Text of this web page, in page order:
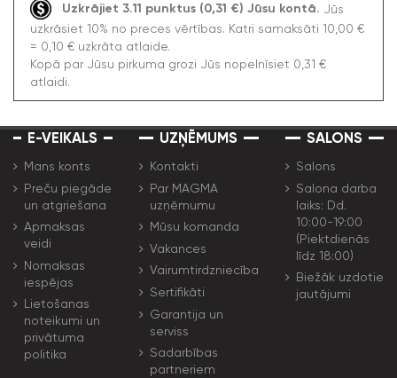
Uzkrājiet 3.11 punktus (0,31 €) Jūsu kontā. Jūs
uzkrāsiet 10% no preces vērtības. Katri samaksāti 10,00 €
= 0,10 € uzkrāta atlaide.
Kopā par Jūsu pirkuma grozi Jūs nopelnīsiet 0,31 €
atlaidi.
E-VEIKALS
Mans konts
Preču piegāde
un atgriešana
Apmaksas
veidi
Nomaksas
iespējas
Lietošanas
noteikumi un
privātuma
politika
UZŅĒMUMS
Kontakti
Par MAGMA
uzņēmumu
Mūsu komanda
Vakances
Vairumtirdzniecība
Sertifikāti
Garantija un
serviss
Sadarbības
partneriem
SALONS
Salons
Salona darba
laiks: Dd.
10:00-19:00
(Piektdienās
līdz 18:00)
Biežāk uzdotie
jautājumi